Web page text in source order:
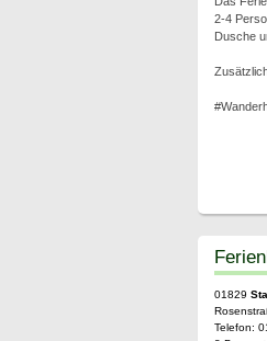
2-4
Dusche
01829
Telefon: